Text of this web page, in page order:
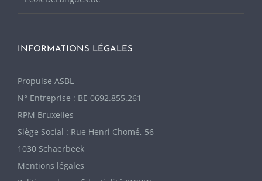
INFORMATIONS LÉGALES
Propulse ASBL
N° Entreprise : BE 0692.855.261
RPM Bruxelles
Siège Social : Rue Henri Chomé, 56
1030 Schaerbeek
Mentions légales